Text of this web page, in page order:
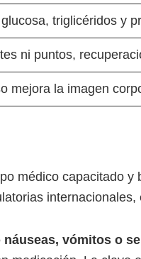
triglicéridos y
ni puntos,
mejora la imagen
médico capacitado y
internacionales,
vómitos o